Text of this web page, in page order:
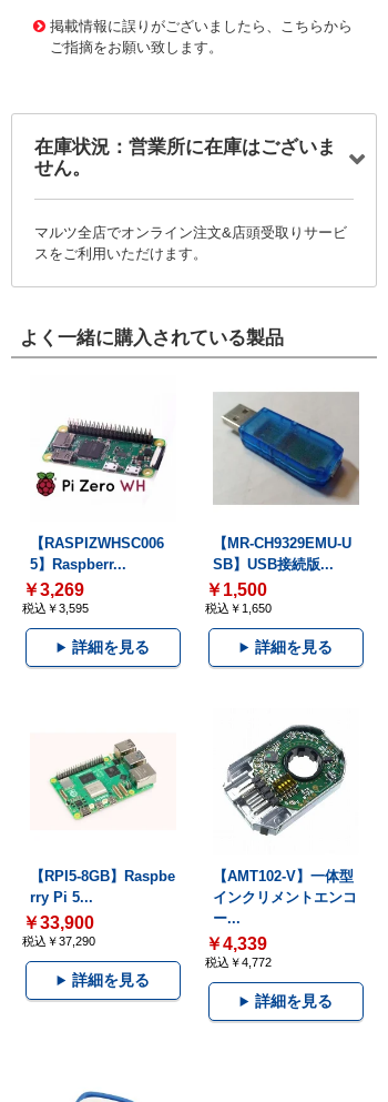
掲載情報に誤りがございましたら、こちらから
ご指摘をお願い致します。
在庫状況：営業所に在庫はございま
せん。
マルツ全店でオンライン注文&店頭受取りサービ
スをご利用いただけます。
よく一緒に購入されている製品
【RASPIZWHSC006
5】Raspberr...
￥3,269
税込￥3,595
詳細を見る
【MR-CH9329EMU-U
SB】USB接続版...
￥1,500
税込￥1,650
詳細を見る
【RPI5-8GB】Raspbe
rry Pi 5...
￥33,900
税込￥37,290
詳細を見る
【AMT102-V】一体型
インクリメントエンコ
ー...
￥4,339
税込￥4,772
詳細を見る